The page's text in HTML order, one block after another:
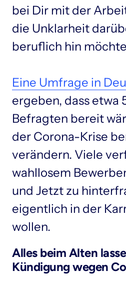
bei Dir mit der
die Unklarheit
beruflich hin
Eine Umfrage in
ergeben, dass etwa
Befragten bereit
der Corona-Krise
verändern. Viele
wahllosem
und Jetzt zu
eigentlich in der
wollen.
Alles beim Alten
Kündigung wegen